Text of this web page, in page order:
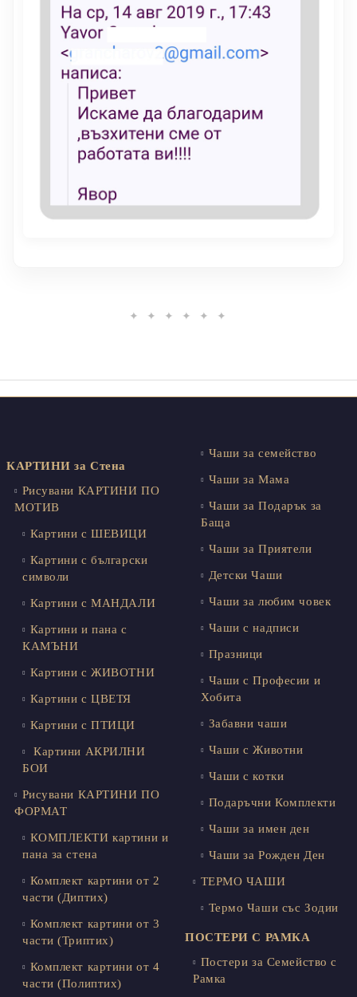
✦ ✦ ✦ ✦ ✦ ✦
КАРТИНИ за Стена
Рисувани КАРТИНИ ПО
МОТИВ
Картини с ШЕВИЦИ
Картини с български
символи
Картини с МАНДАЛИ
Картини и пана с
КАМЪНИ
Картини с ЖИВОТНИ
Картини с ЦВЕТЯ
Картини с ПТИЦИ
Картини АКРИЛНИ
БОИ
Рисувани КАРТИНИ ПО
ФОРМАТ
КОМПЛЕКТИ картини и
пана за стена
Комплект картини от 2
части (Диптих)
Комплект картини от 3
части (Триптих)
Комплект картини от 4
части (Полиптих)
Чаши за семейство
Чаши за Мама
Чаши за Подарък за
Баща
Чаши за Приятели
Детски Чаши
Чаши за любим човек
Чаши с надписи
Празници
Чаши с Професии и
Хобита
Забавни чаши
Чаши с Животни
Чаши с котки
Подаръчни Комплекти
Чаши за имен ден
Чаши за Рожден Ден
ТЕРМО ЧАШИ
Термо Чаши със Зодии
ПОСТЕРИ С РАМКА
Постери за Семейство с
Рамка